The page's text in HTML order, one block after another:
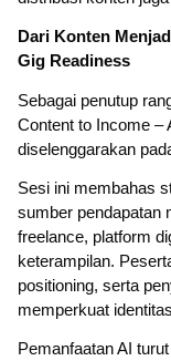
Dari Konten
Gig Readiness
Sebagai penutup
Content to Income –
diselenggarakan
Sesi ini membahas
sumber pendapatan
freelance, platform
keterampilan.
positioning, serta
memperkuat
Pemanfaatan AI